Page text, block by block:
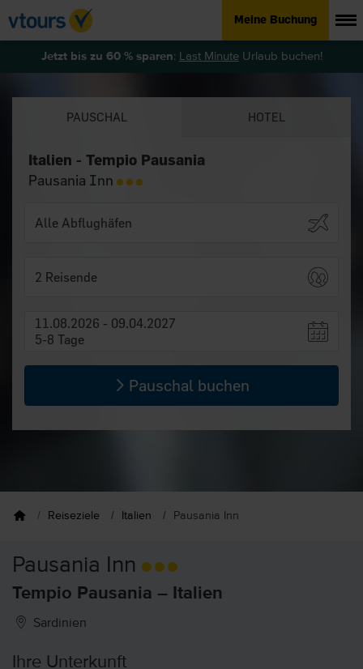
Meine Buchung
Jetzt bis zu 60 % sparen: Last MinuteUrlaub buchen!
PAUSCHAL HOTEL
Italien - Tempio Pausania
Pausania Inn
2 Reisende
11.08.2026 - 09.04.2027
5-8 Tage
Pauschal buchen
Reiseziele Italien Pausania Inn
Pausania Inn
Tempio Pausania – Italien
Sardinien
Ihre Unterkunft